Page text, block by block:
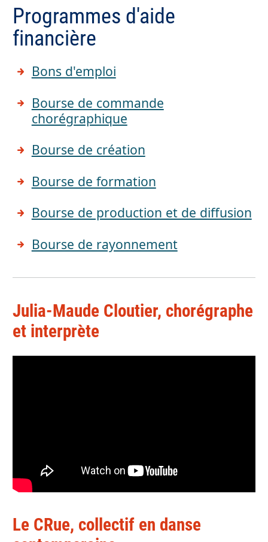
Programmes d'aide
financière
Bons d'emploi
Bourse de commande
chorégraphique
Bourse de création
Bourse de formation
Bourse de production et de diffusion
Bourse de rayonnement
Julia-Maude Cloutier, chorégraphe
et interprète
Le CRue, collectif en danse